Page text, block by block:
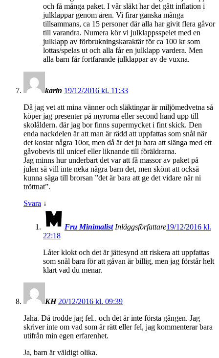
och få många paket. I vår släkt har det gått inflation i
julklappar genom åren. Vi firar ganska många
tillsammans, ca 15 personer där alla har givit flera gåvor
till varandra. Numera kör vi julklappsspelet med en
julklapp av förbrukningskaraktär för ca 100 kr som
lottas/spelas ut och alla får en julklapp vardera. Men
alla barn får fortfarande julklappar av de vuxna.
karin 19/12/2016 kl. 11:33
Då jag vet att mina vänner och släktingar är miljömedvetna så
köper jag presenter på myrorna eller second hand upp till
skolåldern. där jag bor finns supermycket i fint skick. Den
enda nackdelen är att man är rädd att uppfattas som snål när
det kostar några 10or, men då är det ju bara att slänga med ett
gåvobevis till unicef eller liknande till föräldrarna.
Jag minns hur underbart det var att få massor av paket på
julen så vill inte neka några barn det, men skönt att också
kunna säga till brorsan ”det är bara att ge det vidare när ni
tröttnat”.
Svara ↓
Fru Minimalist Inläggsförfattare19/12/2016 kl.
22:18
Låter klokt och det är jättesynd att riskera att uppfattas
som snål bara för att gåvan är billig, men jag förstår helt
klart vad du menar.
KH 20/12/2016 kl. 09:39
Jaha. Då trodde jag fel.. och det är inte första gången. Jag
skriver inte om vad som är rätt eller fel, jag kommenterar bara
utifrån min egen erfarenhet.
Ja, barn är väldigt olika.